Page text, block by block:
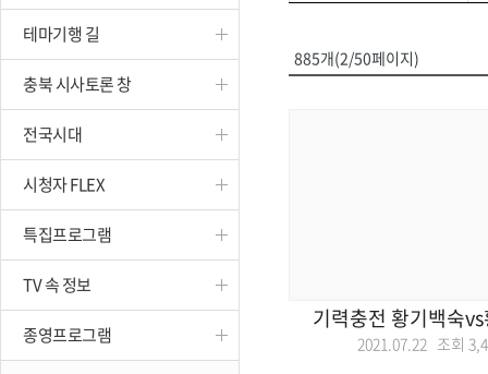
옥천
테마기행 길
충북 시사토론 창
전국시대
시청자 FLEX
특집프로그램
TV 속 정보
종영프로그램
885개(2/50페이지)
기력충전 황기백숙
2021.07.22 조회